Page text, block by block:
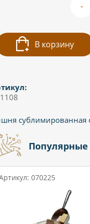
-
В корзину
сублимированная
Популярные
070225